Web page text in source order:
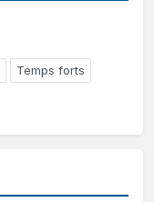
Temps forts